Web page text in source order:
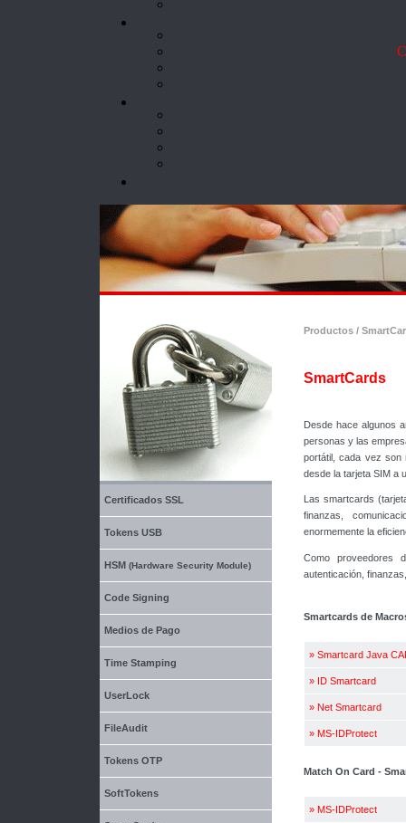
Certificados SSL
Tokens USB
HSM (Hardware Security Module)
Code Signing
Medios de Pago
Time Stamping
UserLock
FileAudit
Tokens OTP
SoftTokens
Productos /
SmartCards
Desde hace algunos
personas y las
portátil, cada vez son
desde la tarjeta SIM a
Las smartcards
finanzas,
enormemente la
Como proveedores
autenticación,
Smartcards de
» Smartcard Java
» ID Smartcard
» Net Smartcard
» MS-IDProtect
Match On Card -
» MS-IDProtect